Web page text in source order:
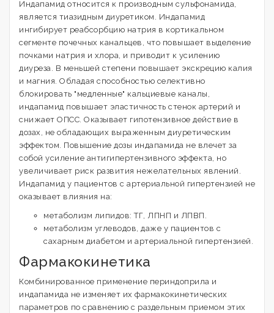
Индапамид относится к производным сульфонамида,
является тиазидным диуретиком. Индапамид
ингибирует реабсорбцию натрия в кортикальном
сегменте почечных канальцев, что повышает выделение
почками натрия и хлора, и приводит к усилению
диуреза. В меньшей степени повышает экскрецию калия
и магния. Обладая способностью селективно
блокировать "медленные" кальциевые каналы,
индапамид повышает эластичность стенок артерий и
снижает ОПСС. Оказывает гипотензивное действие в
дозах, не обладающих выраженным диуретическим
эффектом. Повышение дозы индапамида не влечет за
собой усиление антигипертензивного эффекта, но
увеличивает риск развития нежелательных явлений.
Индапамид у пациентов с артериальной гипертензией не
оказывает влияния на:
метаболизм липидов: ТГ, ЛПНП и ЛПВП.
метаболизм углеводов, даже у пациентов с
сахарным диабетом и артериальной гипертензией.
Фармакокинетика
Комбинированное применение периндоприла и
индапамида не изменяет их фармакокинетических
параметров по сравнению с раздельным приемом этих